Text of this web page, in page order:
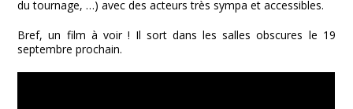
du tournage, …) avec des acteurs très sympa et accessibles.
Bref, un film à voir ! Il sort dans les salles obscures le 19
septembre prochain.